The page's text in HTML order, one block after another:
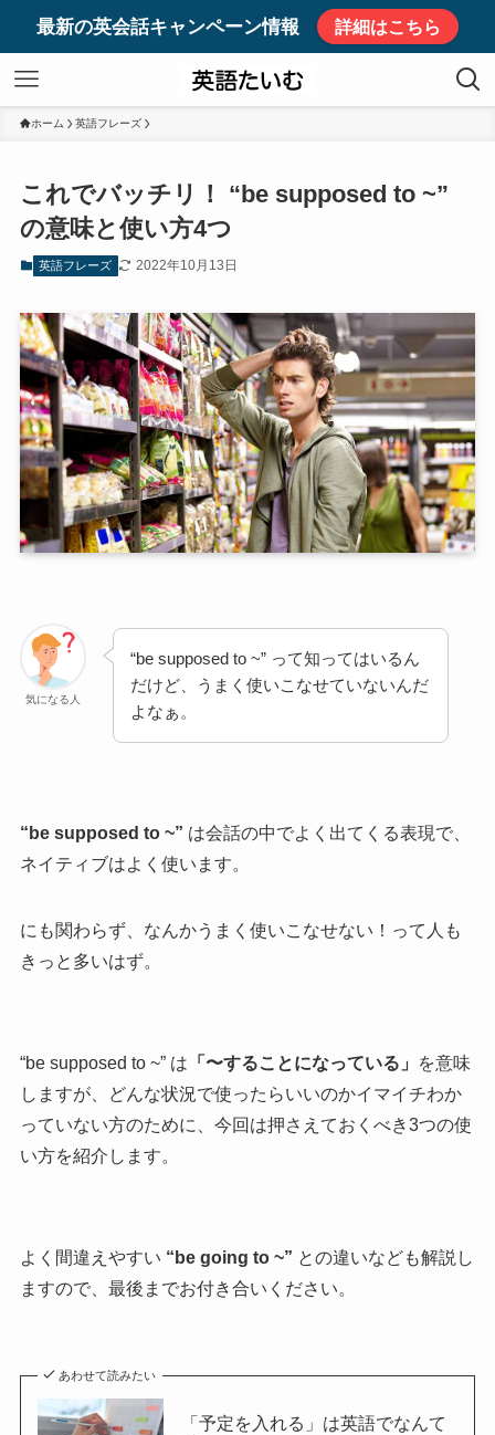
最新の英会話キャンペーン情報 詳細はこちら
ホーム 英語フレーズ
これでバッチリ！ “be supposed to ~”
の意味と使い方4つ
英語フレーズ 2022年10月13日
気になる人
“be supposed to ~” って知ってはいるん
だけど、うまく使いこなせていないんだ
よなぁ。
“be supposed to ~” は会話の中でよく出てくる表現で、
ネイティブはよく使います。
にも関わらず、なんかうまく使いこなせない！って人も
きっと多いはず。
“be supposed to ~” は 「〜することになっている」
を意味
しますが、どんな状況で使ったらいいのかイマイチわか
っていない方のために、今回は押さえておくべき3つの使
い方を紹介します。
よく間違えやすい “be going to ~” との違いなども解説し
ますので、最後までお付き合いください。
あわせて読みたい
「予定を入れる」は英語でなんて